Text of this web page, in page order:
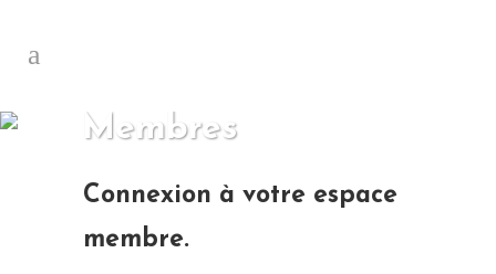
Membres
Connexion à votre espace
membre.